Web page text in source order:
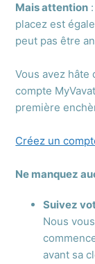
Mais attention
placez est
peut pas être
Vous avez hâte
compte
première
Créez un
Ne manquez
Suivez
Nous
avant sa